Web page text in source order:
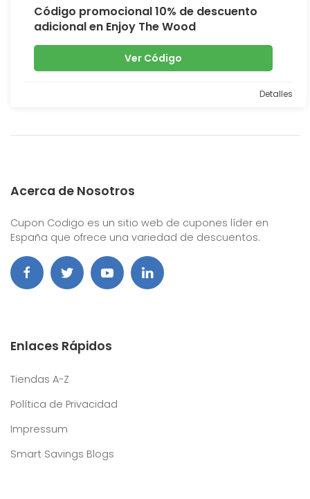
Código promocional 10% de descuento
adicional en Enjoy The Wood
Ver Código
Detalles
Acerca de Nosotros
Cupon Codigo es un sitio web de cupones líder en
España que ofrece una variedad de descuentos.
Enlaces Rápidos
Tiendas A-Z
Política de Privacidad
Impressum
Smart Savings Blogs